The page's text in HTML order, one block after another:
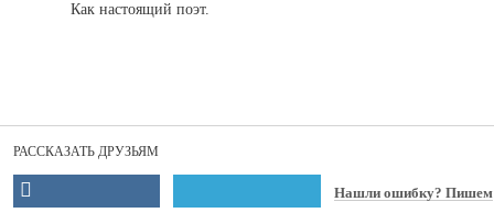
Как настоящий поэт.
РАССКАЗАТЬ ДРУЗЬЯМ
Нашли ошибку? Пишем